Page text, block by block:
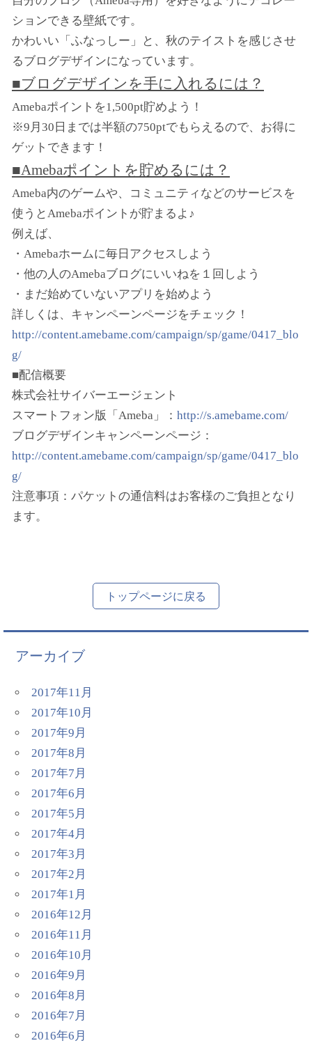
ションできる壁紙です。
かわいい「ふなっしー」と、秋のテイストを感じさせ
るブログデザインになっています。
■ブログデザインを手に入れるには？
Amebaポイントを1,500pt貯めよう！
※9月30日までは半額の750ptでもらえるので、お得に
ゲットできます！
■Amebaポイントを貯めるには？
Ameba内のゲームや、コミュニティなどのサービスを
使うとAmebaポイントが貯まるよ♪
例えば、
・Amebaホームに毎日アクセスしよう
・他の人のAmebaブログにいいねを１回しよう
・まだ始めていないアプリを始めよう
詳しくは、キャンペーンページをチェック！
http://content.amebame.com/campaign/sp/game/0417_blo
g/
■配信概要
株式会社サイバーエージェント
スマートフォン版「Ameba」： http://s.amebame.com/
ブログデザインキャンペーンページ：
http://content.amebame.com/campaign/sp/game/0417_blo
g/
注意事項：パケットの通信料はお客様のご負担となり
ます。
トップページに戻る
アーカイブ
2017年11月
2017年10月
2017年9月
2017年8月
2017年7月
2017年6月
2017年5月
2017年4月
2017年3月
2017年2月
2017年1月
2016年12月
2016年11月
2016年10月
2016年9月
2016年8月
2016年7月
2016年6月